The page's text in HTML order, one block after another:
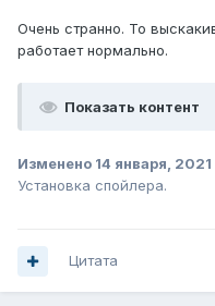
Очень странно. То
работает нормально.
Показать контент
Изменено 14 января, 2021
Установка спойлера.
Цитата